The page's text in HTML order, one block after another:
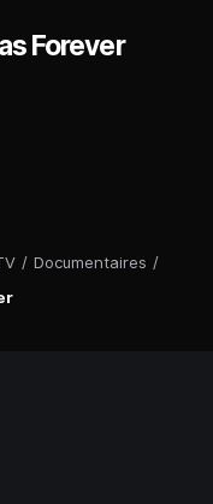
/ Documentaires /
Forever